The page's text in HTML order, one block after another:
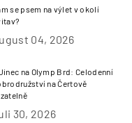
se psem na výlet v okolí
04, 2026
na Olymp Brd: Celodenní
na Čertově
30, 2026